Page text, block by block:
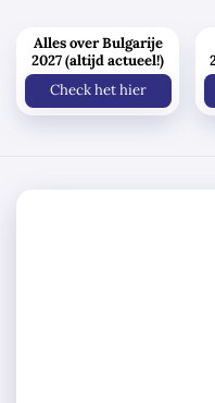
Alles over Bulgarije
2027 (altijd actueel!)
Check het hier